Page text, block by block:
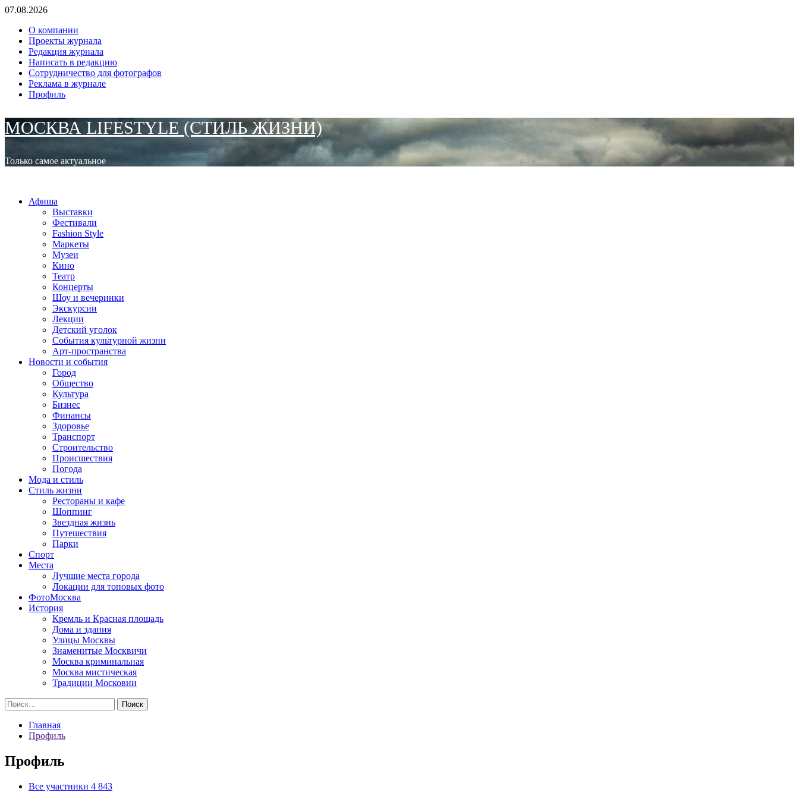
Перейти
содержимому
07.08.2026
О компании
Проекты журнала
Редакция журнала
Написать в редакцию
Сотрудничество для фотографов
Реклама в журнале
Профиль
МОСКВА LIFESTYLE (СТИЛЬ ЖИЗНИ)
Только самое актуальное
Афиша
Выставки
Фестивали
Fashion Style
Маркеты
Музеи
Кино
Театр
Концерты
Шоу и вечеринки
Экскурсии
Лекции
Детский уголок
События культурной жизни
Арт-пространства
Новости и события
Город
Общество
Культура
Бизнес
Финансы
Здоровье
Транспорт
Строительство
Происшествия
Погода
Мода и стиль
Стиль жизни
Рестораны и кафе
Шоппинг
Звездная жизнь
Путешествия
Парки
Спорт
Места
Лучшие места города
Локации для топовых фото
ФотоМосква
История
Кремль и Красная площадь
Дома и здания
Улицы Москвы
Знаменитые Москвичи
Москва криминальная
Москва мистическая
Традиции Московии
Найти:
Главная
Профиль
Профиль
Все участники 4 843